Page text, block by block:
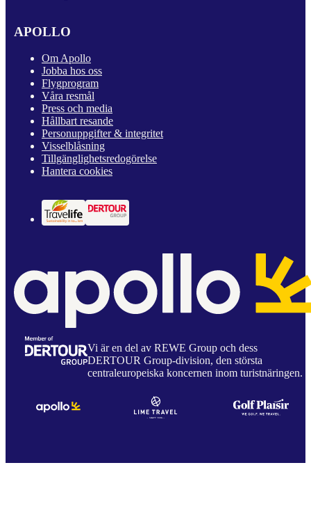
APOLLO
Om Apollo
Jobba hos oss
Flygprogram
Våra resmål
Press och media
Hållbart resande
Personuppgifter & integritet
Visselblåsning
Tillgänglighetsredogörelse
Hantera cookies
Vi är en del av REWE Group och dess
DERTOUR Group-division, den största
centraleuropeiska koncernen inom turistnäringen.